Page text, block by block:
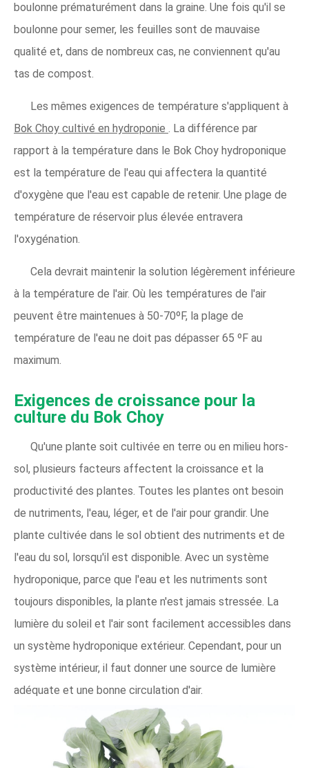
boulonne prématurément dans la graine. Une fois qu'il se
boulonne pour semer, les feuilles sont de mauvaise
qualité et, dans de nombreux cas, ne conviennent qu'au
tas de compost.
Les mêmes exigences de température s'appliquent à
Bok Choy cultivé en hydroponie . La différence par
rapport à la température dans le Bok Choy hydroponique
est la température de l'eau qui affectera la quantité
d'oxygène que l'eau est capable de retenir. Une plage de
température de réservoir plus élevée entravera
l'oxygénation.
Cela devrait maintenir la solution légèrement inférieure
à la température de l'air. Où les températures de l'air
peuvent être maintenues à 50-70ºF, la plage de
température de l'eau ne doit pas dépasser 65 ºF au
maximum.
Exigences de croissance pour la
culture du Bok Choy
Qu'une plante soit cultivée en terre ou en milieu hors-
sol, plusieurs facteurs affectent la croissance et la
productivité des plantes. Toutes les plantes ont besoin
de nutriments, l'eau, léger, et de l'air pour grandir. Une
plante cultivée dans le sol obtient des nutriments et de
l'eau du sol, lorsqu'il est disponible. Avec un système
hydroponique, parce que l'eau et les nutriments sont
toujours disponibles, la plante n'est jamais stressée. La
lumière du soleil et l'air sont facilement accessibles dans
un système hydroponique extérieur. Cependant, pour un
système intérieur, il faut donner une source de lumière
adéquate et une bonne circulation d'air.